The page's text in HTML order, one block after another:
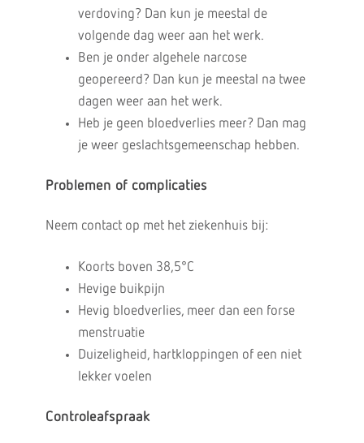
verdoving? Dan kun je meestal de
volgende dag weer aan het werk.
Ben je onder algehele narcose
geopereerd? Dan kun je meestal na twee
dagen weer aan het werk.
Heb je geen bloedverlies meer? Dan mag
je weer geslachtsgemeenschap hebben.
Problemen of complicaties
Neem contact op met het ziekenhuis bij:
Koorts boven 38,5°C
Hevige buikpijn
Hevig bloedverlies, meer dan een forse
menstruatie
Duizeligheid, hartkloppingen of een niet
lekker voelen
Controleafspraak